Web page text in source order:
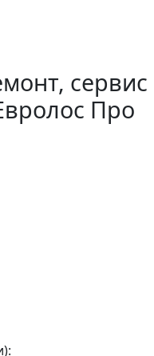
сервис
Про